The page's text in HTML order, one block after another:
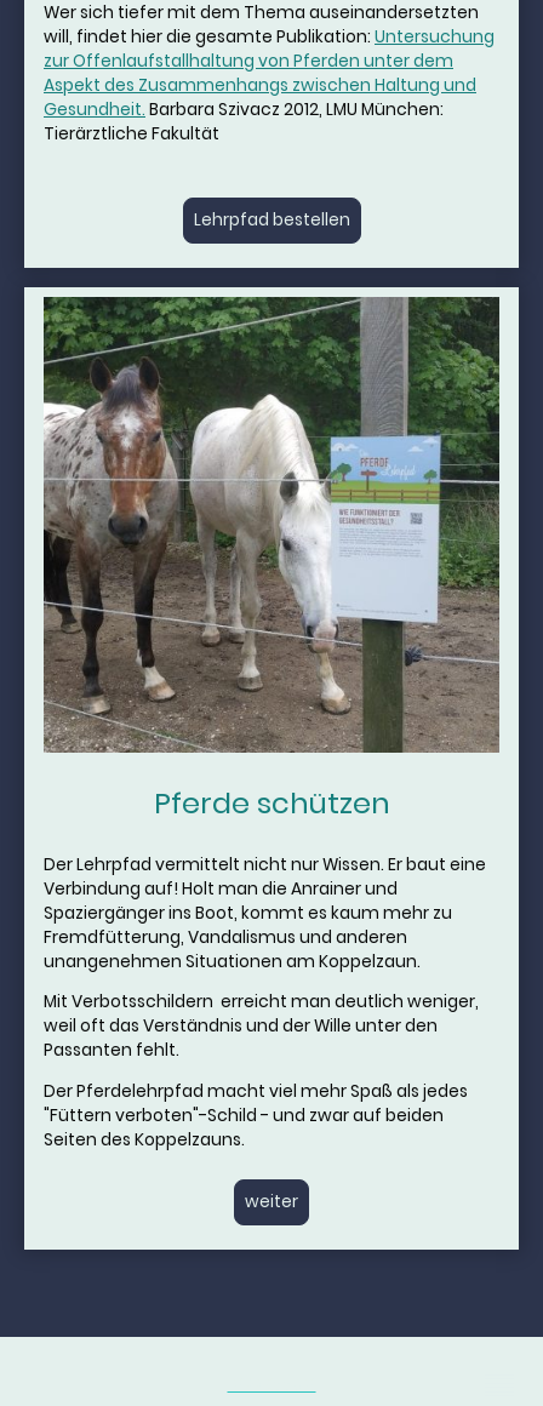
Wer sich tiefer mit dem Thema auseinandersetzten
will, findet hier die gesamte Publikation: Untersuchung
zur Offenlaufstallhaltung von Pferden unter dem
Aspekt des Zusammenhangs zwischen Haltung und
Gesundheit. Barbara Szivacz 2012, LMU München:
Tierärztliche Fakultät
Lehrpfad bestellen
Pferde schützen
Der Lehrpfad vermittelt nicht nur Wissen. Er baut eine
Verbindung auf! Holt man die Anrainer und
Spaziergänger ins Boot, kommt es kaum mehr zu
Fremdfütterung, Vandalismus und anderen
unangenehmen Situationen am Koppelzaun.
Mit Verbotsschildern erreicht man deutlich weniger,
weil oft das Verständnis und der Wille unter den
Passanten fehlt.
Der Pferdelehrpfad macht viel mehr Spaß als jedes
"Füttern verboten"-Schild - und zwar auf beiden
Seiten des Koppelzauns.
weiter